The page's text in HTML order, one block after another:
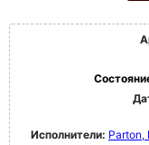
Исполнители: Parton,